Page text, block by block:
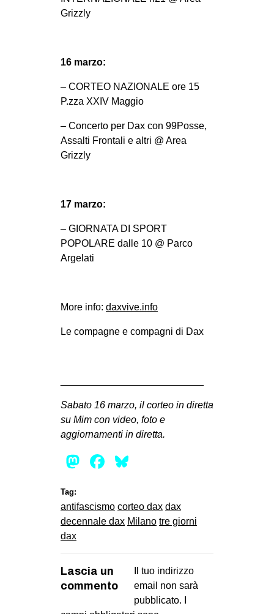
Grizzly
16 marzo:
– CORTEO NAZIONALE ore 15
P.zza XXIV Maggio
– Concerto per Dax con 99Posse,
Assalti Frontali e altri @ Area
Grizzly
17 marzo:
– GIORNATA DI SPORT
POPOLARE dalle 10 @ Parco
Argelati
More info: daxvive.info
Le compagne e compagni di Dax
Sabato 16 marzo, il corteo in diretta
su Mim con video, foto e
aggiornamenti in diretta.
Mastodon
Facebook
Tag:
antifascismo corteo dax dax
decennale dax Milano tre giorni
dax
Lascia un
commento
Il tuo indirizzo
email non sarà
pubblicato.